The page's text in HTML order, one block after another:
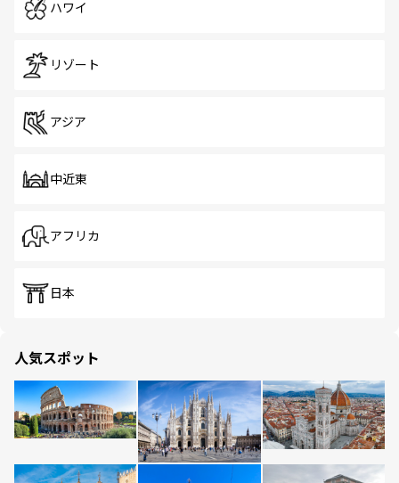
ハワイ
リゾート
アジア
中近東
アフリカ
日本
人気スポット